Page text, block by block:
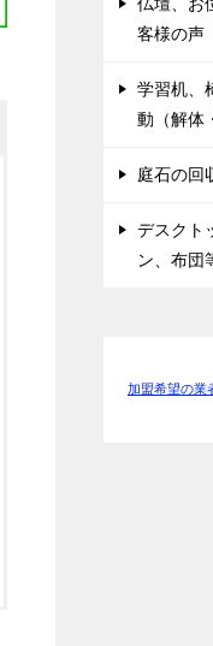
客様の声
学習机、
動（解体
庭石の回
デスクト
ン、布団
加盟希望の業